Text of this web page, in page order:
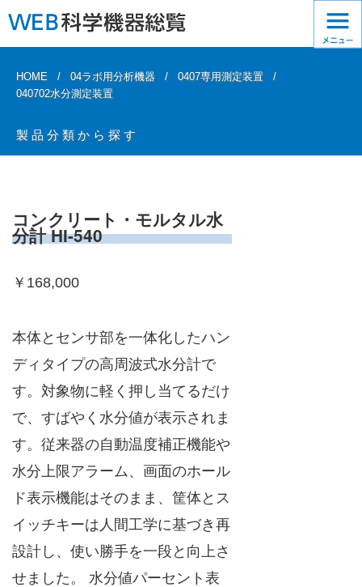
HOME 04ラボ用分析機器
0407専用測定装置
040702水分測定装置
製品分類から探す
コンクリート・モルタル水
分計 HI-540
￥168,000
本体とセンサ部を一体化したハン
ディタイプの高周波式水分計で
す。対象物に軽く押し当てるだけ
で、すばやく水分値が表示されま
す。従来器の自動温度補正機能や
水分上限アラーム、画面のホール
ド表示機能はそのまま、筐体とス
イッチキーは人間工学に基づき再
設計し、使い勝手を一段と向上さ
せました。 水分値パーセント表